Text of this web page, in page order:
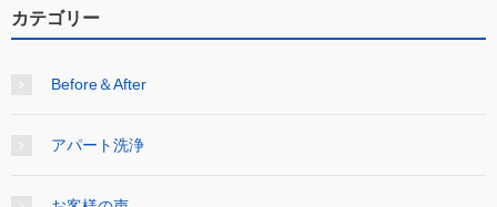
カテゴリー
Before＆After
アパート洗浄